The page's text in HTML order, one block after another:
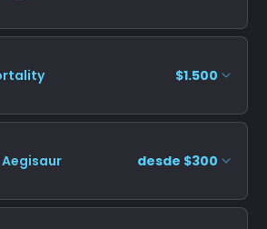
$1.500
desde $300